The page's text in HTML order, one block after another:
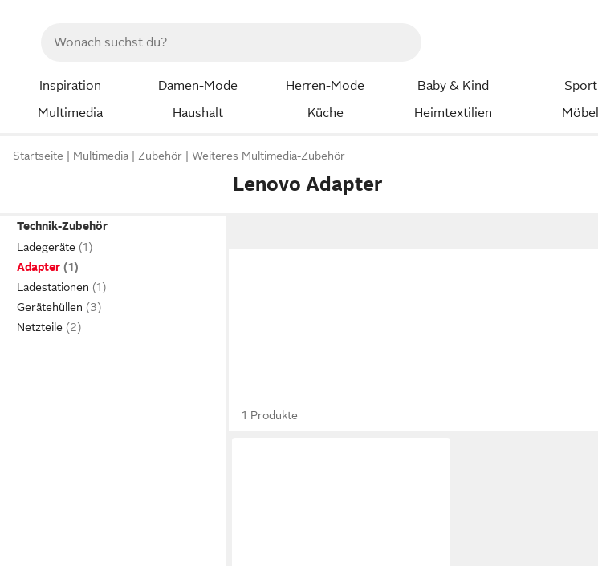
Inspiration Damen-Mode Herren-Mode Baby & Kind Sport
Multimedia
Haushalt Küche Heimtextilien Möbel
Startseite Multimedia Zubehör Weiteres Multimedia-Zubehör
Lenovo Adapter
Technik-Zubehör
Ladegeräte
Adapter
Ladestationen
Gerätehüllen
Netzteile
1 Produkte